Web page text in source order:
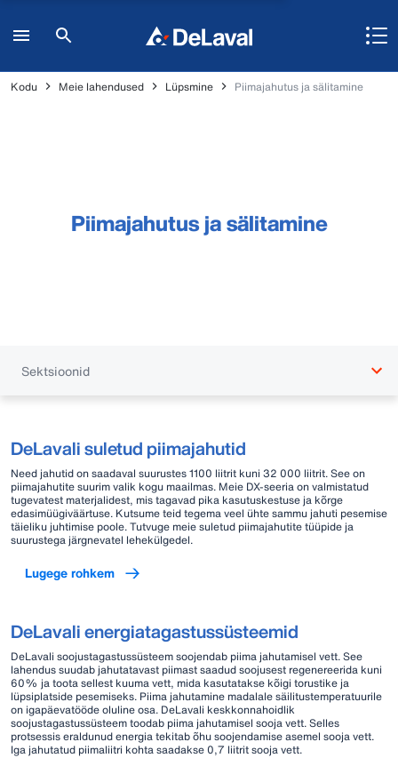
Kodu Meie lahendused Lüpsmine Piimajahutus ja sälitamine
Piimajahutus ja sälitamine
Sektsioonid
DeLavali suletud piimajahutid
Need jahutid on saadaval suurustes 1100 liitrit kuni 32 000 liitrit. See on
piimajahutite suurim valik kogu maailmas. Meie DX-seeria on valmistatud
tugevatest materjalidest, mis tagavad pika kasutuskestuse ja kõrge
edasimüügiväärtuse. Kutsume teid tegema veel ühte sammu jahuti pesemise
täieliku juhtimise poole. Tutvuge meie suletud piimajahutite tüüpide ja
suurustega järgnevatel lehekülgedel.
Lugege rohkem
DeLavali energiatagastussüsteemid
DeLavali soojustagastussüsteem soojendab piima jahutamisel vett. See
lahendus suudab jahutatavast piimast saadud soojusest regenereerida kuni
60% ja toota sellest kuuma vett, mida kasutatakse kõigi torustike ja
lüpsiplatside pesemiseks. Piima jahutamine madalale säilitustemperatuurile
on igapäevatööde oluline osa. DeLavali keskkonnahoidlik
soojustagastussüsteem toodab piima jahutamisel sooja vett. Selles
protsessis eraldunud energia tekitab õhu soojendamise asemel sooja vett.
Iga jahutatud piimaliitri kohta saadakse 0,7 liitrit sooja vett.